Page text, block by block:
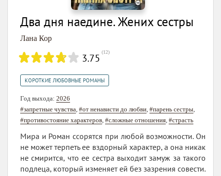
Два дня наедине. Жених сестры
Лана Кор
3.75 (12)
КОРОТКИЕ ЛЮБОВНЫЕ РОМАНЫ
Год выхода: 2026
#запретные чувства #от ненависти до любви #парень сестры
#противостояние характеров #сложные отношения #страсть
Мира и Роман ссорятся при любой возможности. Он
не может терпеть ее вздорный характер, а она никак
не смирится, что ее сестра выходит замуж за такого
подлеца, который изменяет ей без зазрения совести.